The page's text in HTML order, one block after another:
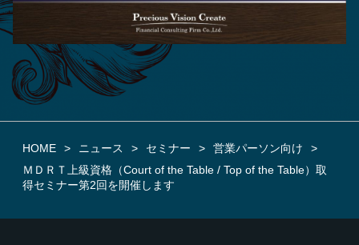
HOME ニュース セミナー
営業パーソン向け
ＭＤＲＴ上級資格（Court of the Table / Top of the Table）取
得セミナー第2回を開催します